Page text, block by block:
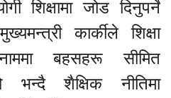
शिक्षामा जोड दिनुपर्ने
कार्कीले शिक्षा
बहसहरू सीमित
भन्दै शैक्षिक नीतिमा